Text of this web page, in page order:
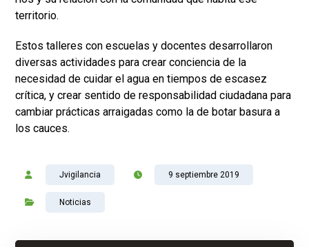
territorio.
Estos talleres con escuelas y docentes desarrollaron
diversas actividades para crear conciencia de la
necesidad de cuidar el agua en tiempos de escasez
crítica, y crear sentido de responsabilidad ciudadana para
cambiar prácticas arraigadas como la de botar basura a
los cauces.
Jvigilancia 9 septiembre 2019
Noticias